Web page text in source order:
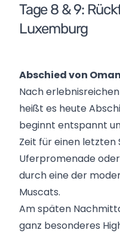
Tage 8 & 9:
Luxemburg
Abschied von
Nach
heißt es heute
beginnt entspannt
Zeit für einen letzten
Uferpromenade
durch eine der
Muscats.
Am späten
ganz besonderes